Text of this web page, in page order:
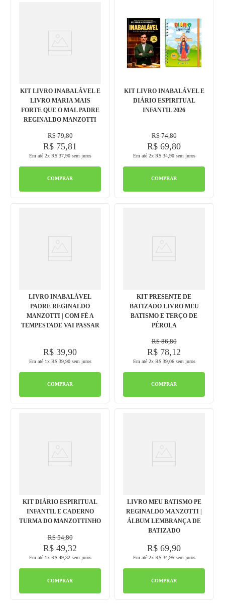
KIT LIVRO INABALÁVEL E
LIVRO MARIA MAIS
FORTE QUE O MAL PADRE
REGINALDO MANZOTTI
R$ 79,80
R$ 75,81
Em até 2x R$ 37, 90sem juros
COMPRAR
KIT LIVRO INABALÁVEL E
DIÁRIO ESPIRITUAL
INFANTIL 2026
R$ 74,80
R$ 69,80
Em até 2x R$ 34, 90sem juros
COMPRAR
LIVRO INABALÁVEL
PADRE REGINALDO
MANZOTTI | COM FÉ A
TEMPESTADE VAI PASSAR
R$ 39,90
Em até 1x R$ 39, 90sem juros
COMPRAR
KIT PRESENTE DE
BATIZADO LIVRO MEU
BATISMO E TERÇO DE
PÉROLA
R$ 86,80
R$ 78,12
Em até 2x R$ 39, 06sem juros
COMPRAR
KIT DIÁRIO ESPIRITUAL
INFANTIL E CADERNO
TURMA DO MANZOTTINHO
R$ 54,80
R$ 49,32
Em até 1x R$ 49,32sem juros
COMPRAR
LIVRO MEU BATISMO PE
REGINALDO MANZOTTI |
ÁLBUM LEMBRANÇA DE
BATIZADO
R$ 69,90
Em até 2x R$ 34,95sem juros
COMPRAR